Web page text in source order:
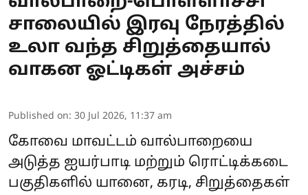
சாலையில் இரவு நேரத்தில்
உலா வந்த சிறுத்தையால்
வாகன ஓட்டிகள் அச்சம்
Published on: 30 Jul 2026, 11:37 am
கோவை மாவட்டம் வால்பாறையை
அடுத்த ஐயர்பாடி மற்றும் ரொட்டிக்கடை
பகுதிகளில் யானை, கரடி, சிறுத்தைகள்